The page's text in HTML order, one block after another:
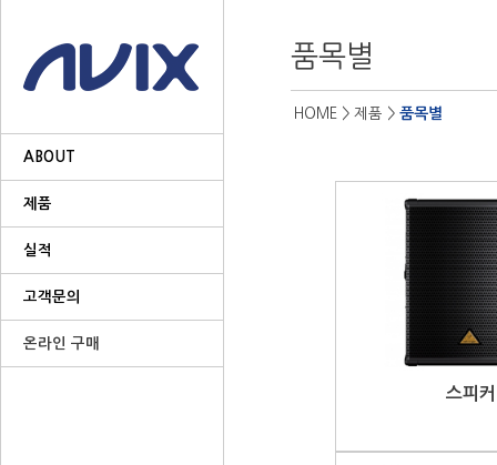
ABOUT
제품
실적
고객문의
온라인 구매
품목별
HOME > 제품 > 품목별
스피커